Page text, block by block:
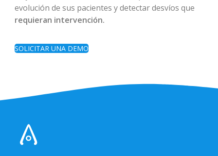
evolución de sus pacientes y detectar desvíos que
requieran intervención.
SOLICITAR UNA DEMO